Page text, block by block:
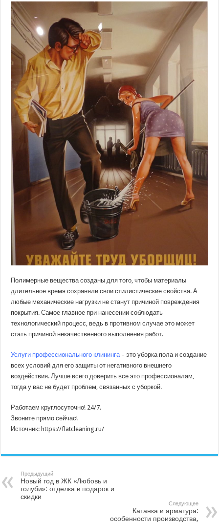
Полимерные вещества созданы для того, чтобы материалы
длительное время сохраняли свои стилистические свойства. А
любые механические нагрузки не станут причиной повреждения
покрытия. Самое главное при нанесении соблюдать
технологический процесс, ведь в противном случае это может
стать причиной некачественного выполнения работ.
Услуги профессионального клининга – это уборка пола и создание
всех условий для его защиты от негативного внешнего
воздействия. Лучше всего доверить все это профессионалам,
тогда у вас не будет проблем, связанных с уборкой.
Работаем круглосуточно! 24/7.
Звоните прямо сейчас!
Источник: https://flatcleaning.ru/
Предыдущий
Новый год в ЖК «Любовь и
голуби»: отделка в подарок и
скидки
Следующее
Катанка и арматура:
особенности производства,